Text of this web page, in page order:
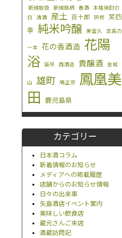
新規取扱 新規銘柄 春酒
本格焼酎の
日
清酒 産土 百十郎 研修
笑四
季 純米吟醸 美冨久 至高の
一本 花の香酒造 花陽
浴
袋吊 西酒造 貴醸酒 金城
山 雄町 鳩正宗
鳳凰美
田
鹿児島県
カテゴリー
日本酒コラム
新着情報のお知らせ
メディアへの掲載履歴
店舗からのお知らせ情報
日々の出来事
矢島酒店イベント案内
美味しい飲食店
蔵元さんご来店
酒蔵訪問記